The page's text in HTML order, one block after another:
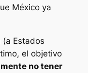
México ya
(a Estados
el objetivo
no tener